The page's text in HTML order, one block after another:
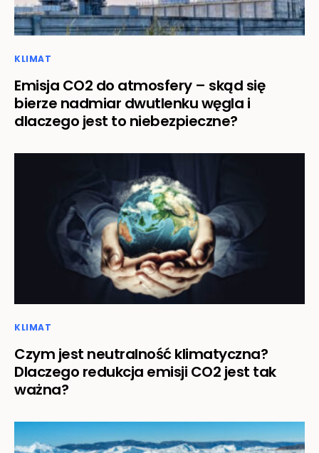
KLIMAT
Emisja CO2 do atmosfery – skąd się
bierze nadmiar dwutlenku węgla i
dlaczego jest to niebezpieczne?
KLIMAT
Czym jest neutralność klimatyczna?
Dlaczego redukcja emisji CO2 jest tak
ważna?